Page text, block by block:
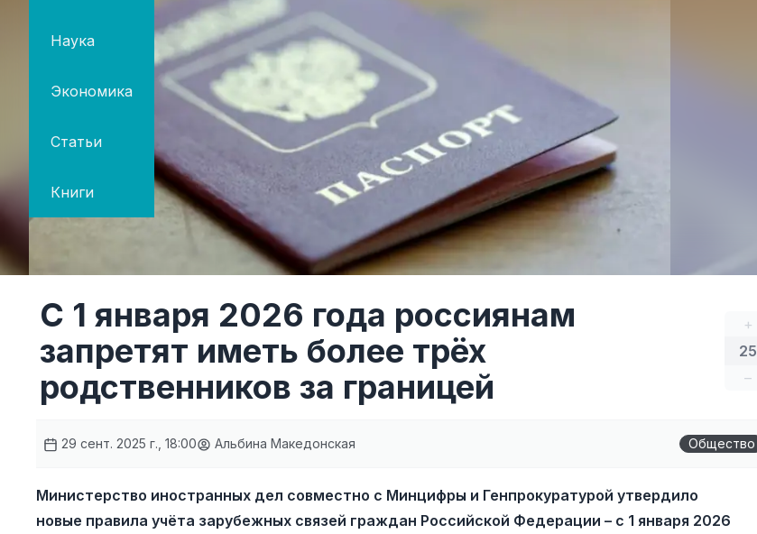
Наука
Экономика
Статьи
Книги
+
25
–
С 1 января 2026 года россиянам
запретят иметь более трёх
родственников за границей
29 сент. 2025 г., 18:00 Альбина Македонская Общество
Министерство иностранных дел совместно с Минцифры и Генпрокуратурой утвердило
новые правила учёта зарубежных связей граждан Российской Федерации – с 1 января 2026